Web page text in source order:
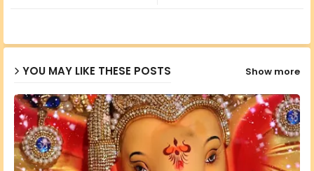
ap
YOU MAY LIKE THESE POSTS Show more